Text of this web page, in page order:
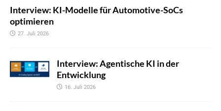
Interview: KI-Modelle für Automotive-SoCs
optimieren
27. Juli 2026
Interview: Agentische KI in der
Entwicklung
16. Juli 2026